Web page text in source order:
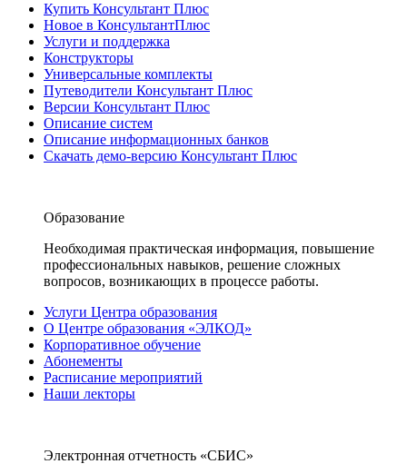
Купить Консультант Плюс
Новое в КонсультантПлюс
Услуги и поддержка
Конструкторы
Универсальные комплекты
Путеводители Консультант Плюс
Версии Консультант Плюс
Описание систем
Описание информационных банков
Скачать демо-версию Консультант Плюс
Образование
Необходимая практическая информация, повышение
профессиональных навыков, решение сложных
вопросов, возникающих в процессе работы.
Услуги Центра образования
О Центре образования «ЭЛКОД»
Корпоративное обучение
Абонементы
Расписание мероприятий
Наши лекторы
Электронная отчетность «СБИС»